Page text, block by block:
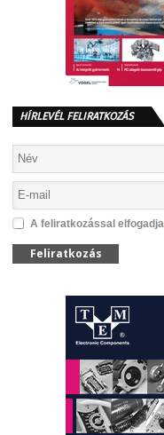
HÍRLEVÉL FELIRATKOZÁS
A feliratkozással elfogadja
Feliratkozás